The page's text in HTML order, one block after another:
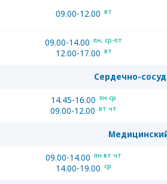
09.00-12.00 вт
09.00-14.00 пн, ср-пт
12.00-17.00 вт
Сердечно-
14.45-16.00 пн ср
09.00-12.00 вт чт
09.00-14.00 пн вт чт
14.00-19.00 ср